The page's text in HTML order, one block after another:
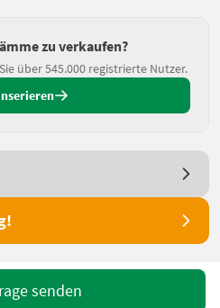
zu verkaufen?
über 545.000 registrierte Nutzer.
senden